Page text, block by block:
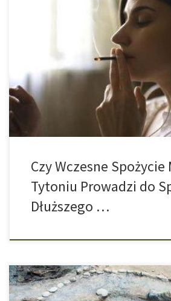
Spożywanie marihuany, palenie
nie są substancjami, które mają dobry
ludzi. Jak pokazują aktualne badania,
spożywania tych używek ma związek ze
ilości czasu przed komputerem,
Byłeś dzisiaj aktywny fizycznie? A może
[…]
Czy Wczesne
Tytoniu Prowadzi do
Dłuższego …